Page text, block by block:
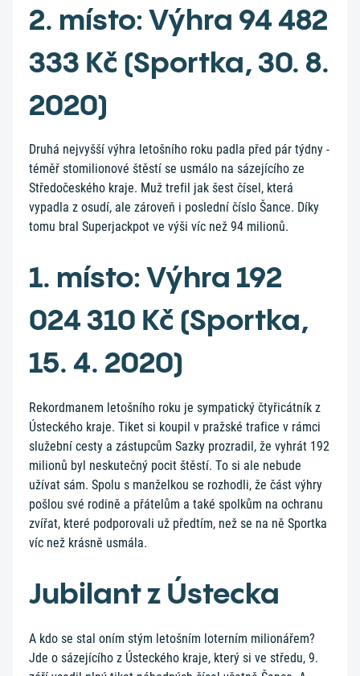
2. místo: Výhra 94 482
333 Kč (Sportka, 30. 8.
2020)
Druhá nejvyšší výhra letošního roku padla před pár týdny -
téměř stomilionové štěstí se usmálo na sázejícího ze
Středočeského kraje. Muž trefil jak šest čísel, která
vypadla z osudí, ale zároveň i poslední číslo Šance. Díky
tomu bral Superjackpot ve výši víc než 94 milionů.
1. místo: Výhra 192
024 310 Kč (Sportka,
15. 4. 2020)
Rekordmanem letošního roku je sympatický čtyřicátník z
Ústeckého kraje. Tiket si koupil v pražské trafice v rámci
služební cesty a zástupcům Sazky prozradil, že vyhrát 192
milionů byl neskutečný pocit štěstí. To si ale nebude
užívat sám. Spolu s manželkou se rozhodli, že část výhry
pošlou své rodině a přátelům a také spolkům na ochranu
zvířat, které podporovali už předtím, než se na ně Sportka
víc než krásně usmála.
Jubilant z Ústecka
A kdo se stal oním stým letošním loterním milionářem?
Jde o sázejícího z Ústeckého kraje, který si ve středu, 9.